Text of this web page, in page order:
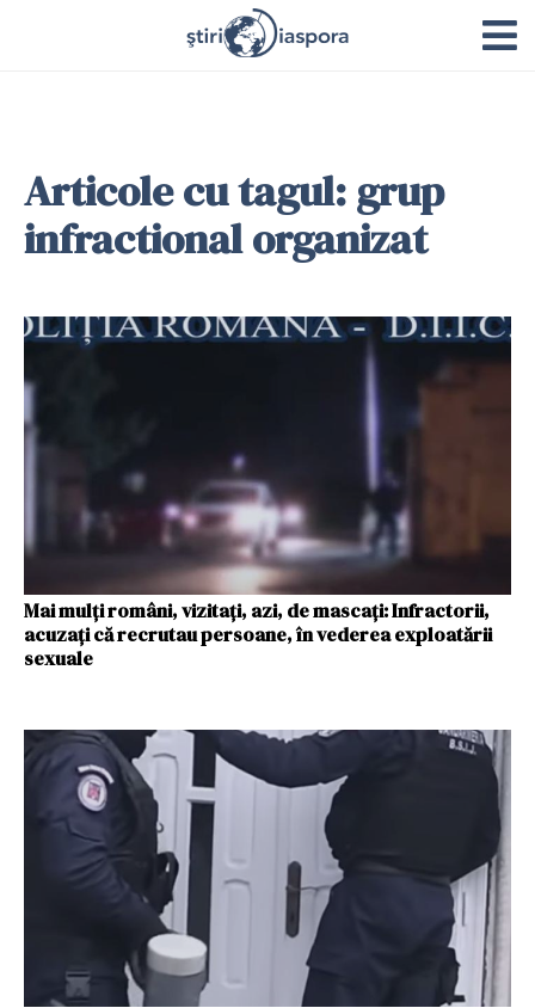
Articole cu tagul: grup
infractional organizat
Mai mulți români, vizitați, azi, de mascați: Infractorii,
acuzați că recrutau persoane, în vederea exploatării
sexuale